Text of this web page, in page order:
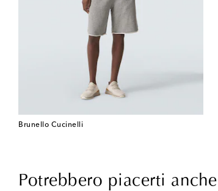
Brunello Cucinelli
Potrebbero piacerti anche